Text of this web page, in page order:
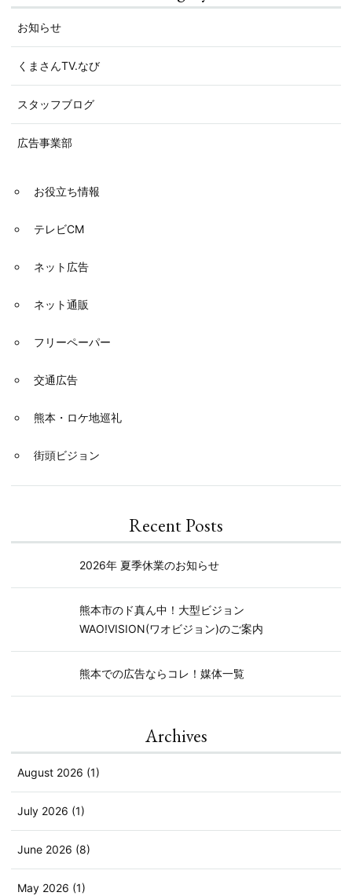
ビ
ゲー
ショ
ン
お知らせ
くまさんTV.なび
スタッフブログ
広告事業部
お役立ち情報
テレビCM
ネット広告
ネット通販
フリーペーパー
交通広告
熊本・ロケ地巡礼
街頭ビジョン
Recent Posts
2026年 夏季休業のお知らせ
熊本市のド真ん中！大型ビジョン
WAO!VISION(ワオビジョン)のご案内
熊本での広告ならコレ！媒体一覧
Archives
August 2026 (1)
July 2026 (1)
June 2026 (8)
May 2026 (1)